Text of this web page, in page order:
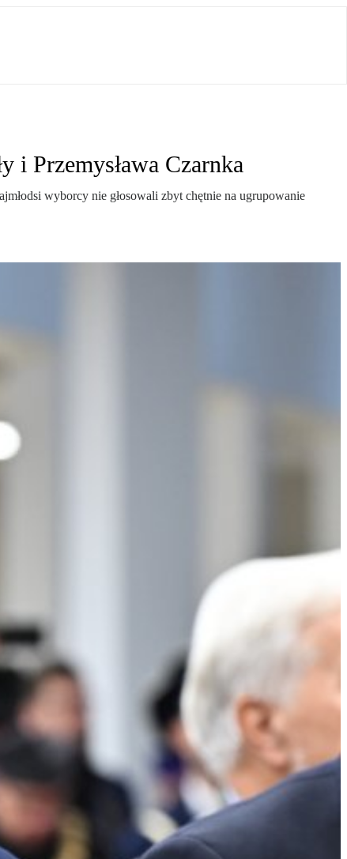
i Przemysława Czarnka
wyborcy nie głosowali zbyt chętnie na ugrupowanie